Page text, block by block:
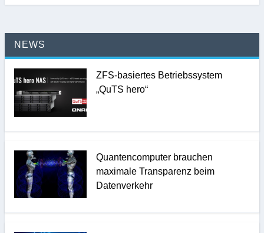
NEWS
ZFS-basiertes Betriebssystem
„QuTS hero“
Quantencomputer brauchen
maximale Transparenz beim
Datenverkehr